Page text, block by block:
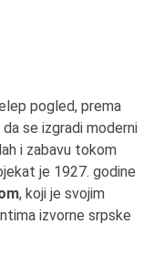
pogled, prema
se izgradi moderni
i zabavu tokom
je 1927. godine
, koji je svojim
izvorne srpske